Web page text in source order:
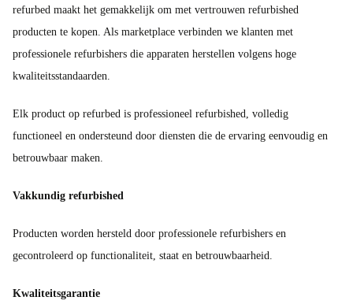
refurbed maakt het gemakkelijk om met vertrouwen refurbished
producten te kopen. Als marketplace verbinden we klanten met
professionele refurbishers die apparaten herstellen volgens hoge
kwaliteitsstandaarden.
Elk product op refurbed is professioneel refurbished, volledig
functioneel en ondersteund door diensten die de ervaring eenvoudig en
betrouwbaar maken.
Vakkundig refurbished
Producten worden hersteld door professionele refurbishers en
gecontroleerd op functionaliteit, staat en betrouwbaarheid.
Kwaliteitsgarantie